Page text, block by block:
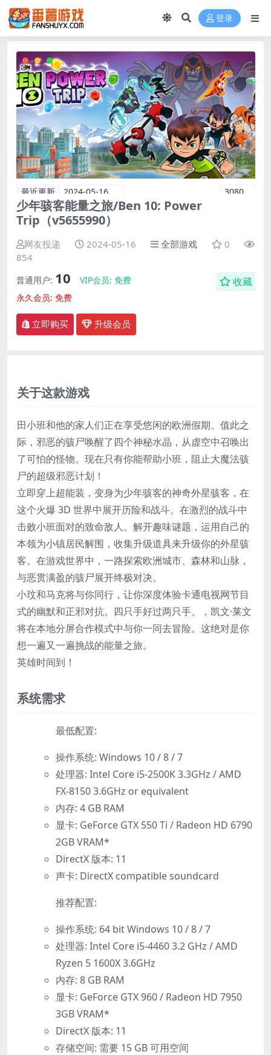
登录
最近更新 2024-05-16 3080
少年骇客能量之旅/Ben 10: Power
Trip（v5655990）
网友投递 2024-05-16 全部游戏
0
854
普通用户: 10 VIP会员: 免费
永久会员: 免费
收藏
立即购买 升级会员
关于这款游戏
田小班和他的家人们正在享受悠闲的欧洲假期。值此之
际，邪恶的骇尸唤醒了四个神秘水晶，从虚空中召唤出
了可怕的怪物。现在只有你能帮助小班，阻止大魔法骇
尸的超级邪恶计划！
立即穿上超能装，变身为少年骇客的神奇外星骇客，在
这个火爆 3D 世界中展开历险和战斗。在激烈的战斗中
击败小班面对的致命敌人。解开趣味谜题，运用自己的
本领为小镇居民解围，收集升级道具来升级你的外星骇
客。在游戏世界中，一路探索欧洲城市、森林和山脉，
与恶贯满盈的骇尸展开终极对决。
小玟和马克将与你同行，让你深度体验卡通电视网节目
式的幽默和正邪对抗。四只手好过两只手。，凯文·莱文
将在本地分屏合作模式中与你一同去冒险。这绝对是你
想一遍又一遍挑战的能量之旅。
英雄时间到！
系统需求
最低配置:
操作系统: Windows 10 / 8 / 7
处理器: Intel Core i5-2500K 3.3GHz / AMD
FX-8150 3.6GHz or equivalent
内存: 4 GB RAM
显卡: GeForce GTX 550 Ti / Radeon HD 6790
2GB VRAM*
DirectX 版本: 11
声卡: DirectX compatible soundcard
推荐配置:
操作系统: 64 bit Windows 10 / 8 / 7
处理器: Intel Core i5-4460 3.2 GHz / AMD
Ryzen 5 1600X 3.6GHz
内存: 8 GB RAM
显卡: GeForce GTX 960 / Radeon HD 7950
3GB VRAM*
DirectX 版本: 11
存储空间: 需要 15 GB 可用空间